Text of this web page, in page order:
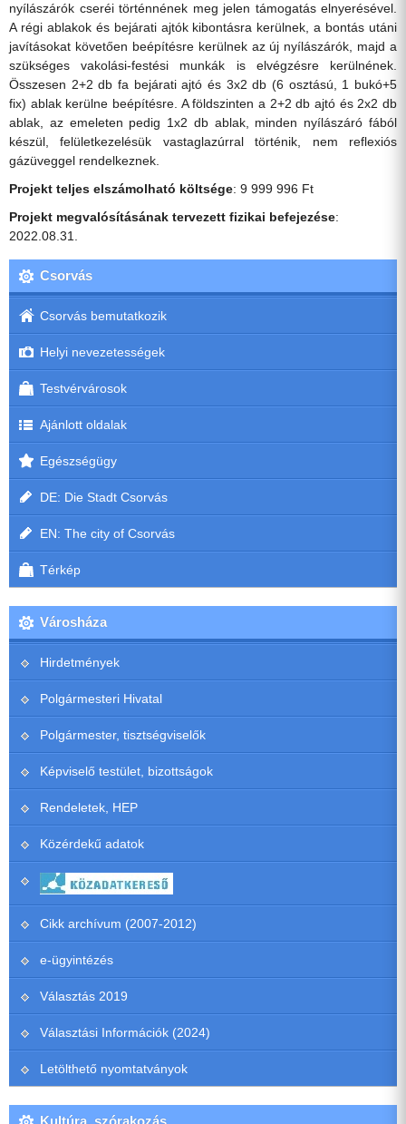
nyílászárók cseréi történnének meg jelen támogatás elnyerésével.
A régi ablakok és bejárati ajtók kibontásra kerülnek, a bontás utáni
javításokat követően beépítésre kerülnek az új nyílászárók, majd a
szükséges vakolási-festési munkák is elvégzésre kerülnének.
Összesen 2+2 db fa bejárati ajtó és 3x2 db (6 osztású, 1 bukó+5
fix) ablak kerülne beépítésre. A földszinten a 2+2 db ajtó és 2x2 db
ablak, az emeleten pedig 1x2 db ablak, minden nyílászáró fából
készül, felületkezelésük vastaglazúrral történik, nem reflexiós
gázüveggel rendelkeznek.
Projekt teljes elszámolható költsége: 9 999 996 Ft
Projekt megvalósításának tervezett fizikai befejezése:
2022.08.31.
Csorvás
Csorvás bemutatkozik
Helyi nevezetességek
Testvérvárosok
Ajánlott oldalak
Egészségügy
DE: Die Stadt Csorvás
EN: The city of Csorvás
Térkép
Városháza
Hirdetmények
Polgármesteri Hivatal
Polgármester, tisztségviselők
Képviselő testület, bizottságok
Rendeletek, HEP
Közérdekű adatok
Cikk archívum (2007-2012)
e-ügyintézés
Választás 2019
Választási Információk (2024)
Letölthető nyomtatványok
Kultúra, szórakozás